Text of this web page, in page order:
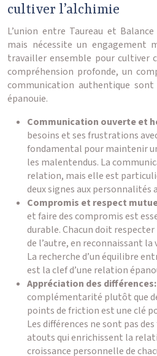
cultiver l’alchimie
L’union entre Taureau et
mais nécessite un engagement
travailler ensemble pour cultiver
compréhension profonde, un
communication authentique
épanouie.
Communication ouverte et
besoins et ses frustrations
fondamental pour maintenir
les malentendus. La
relation, mais elle est
deux signes aux personnalités
Compromis et respect
et faire des compromis est
durable. Chacun doit
de l’autre, en reconnaissant la
La recherche d’un équilibre
est la clef d’une relation
Appréciation des différences:
complémentarité plutôt que
points de friction est une clé
Les différences ne sont pas
atouts qui enrichissent la
croissance personnelle de